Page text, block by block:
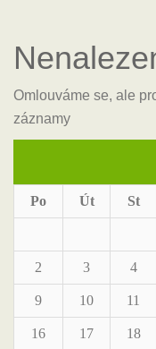
Omlouváme se, ale
záznamy
Po Út St
2 3 4
9 10 11
16 17 18